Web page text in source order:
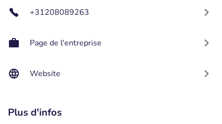
+31208089263
Page de l'entreprise
Website
Plus d'infos